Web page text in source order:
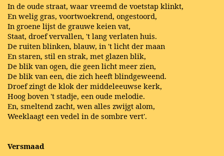
In de oude straat, waar vreemd de voetstap klinkt,
En welig gras, voortwoekrend, ongestoord,
In groene lijst de grauwe keien vat,
Staat, droef vervallen, 't lang verlaten huis.
De ruiten blinken, blauw, in 't licht der maan
En staren, stil en strak, met glazen blik,
De blik van ogen, die geen licht meer zien,
De blik van een, die zich heeft blindgeweend.
Droef zingt de klok der middeleeuwse kerk,
Hoog boven 't stadje, een oude melodie.
En, smeltend zacht, wen alles zwijgt alom,
Weeklaagt een vedel in de sombre vert'.
Versmaad